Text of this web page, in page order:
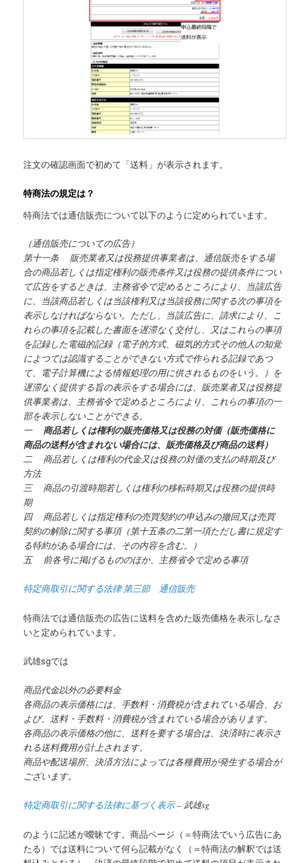
注文の確認画面で初めて「送料」が表示されます。
特商法の規定は？
特商法では通信販売について以下のように定められています。
（通信販売についての広告）
第十一条 販売業者又は役務提供事業者は、通信販売をする場
合の商品若しくは指定権利の販売条件又は役務の提供条件につい
て広告をするときは、主務省令で定めるところにより、当該広告
に、当該商品若しくは当該権利又は当該役務に関する次の事項を
表示しなければならない。ただし、当該広告に、請求により、こ
れらの事項を記載した書面を遅滞なく交付し、又はこれらの事項
を記録した電磁的記録（電子的方式、磁気的方式その他人の知覚
によつては認識することができない方式で作られる記録であつ
て、電子計算機による情報処理の用に供されるものをいう。）を
遅滞なく提供する旨の表示をする場合には、販売業者又は役務提
供事業者は、主務省令で定めるところにより、これらの事項の一
部を表示しないことができる。
一 商品若しくは権利の販売価格又は役務の対価（販売価格に
商品の送料が含まれない場合には、販売価格及び商品の送料）
二 商品若しくは権利の代金又は役務の対価の支払の時期及び
方法
三 商品の引渡時期若しくは権利の移転時期又は役務の提供時
期
四 商品若しくは指定権利の売買契約の申込みの撤回又は売買
契約の解除に関する事項（第十五条の二第一項ただし書に規定す
る特約がある場合には、その内容を含む。）
五 前各号に掲げるもののほか、主務省令で定める事項
特定商取引に関する法律 第三節 通信販売
特商法では通信販売の広告に送料を含めた販売価格を表示しなさ
いと定められています。
武雄sgでは
商品代金以外の必要料金
各商品の表示価格には、手数料・消費税が含まれている場合、お
よび、送料・手数料・消費税が含まれている場合があります。
各商品の表示価格の他に、送料を要する場合は、決済時に表示さ
れる送料費用が計上されます。
商品や配送場所、決済方法によっては各種費用が発生する場合が
ございます。
特定商取引に関する法律に基づく表示– 武雄sg
のように記述が曖昧です。商品ページ（＝特商法でいう広告にあ
たる）では送料について何ら記載がなく（＝特商法の解釈では送